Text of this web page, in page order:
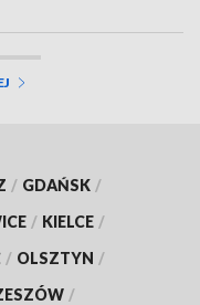
/ GDAŃSK /
/ KIELCE /
/ OLSZTYN /
/